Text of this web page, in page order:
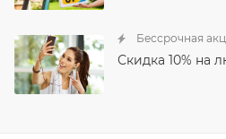
Бессрочная
Скидка 10% на